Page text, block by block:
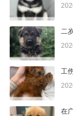
二
工
在